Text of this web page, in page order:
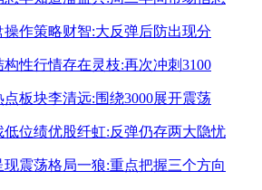
操作策略财智:大反弹后防出现分
性行情存在灵枝:再次冲刺3100
点板块李清远:围绕3000展开震荡
低位绩优股纤虹:反弹仍存两大隐忧
现震荡格局一狼:重点把握三个方向